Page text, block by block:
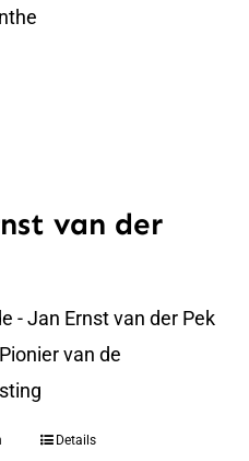
van der
- Jan Ernst van der Pek
van de
Details